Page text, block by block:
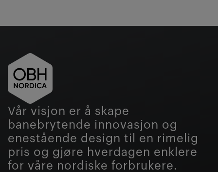
Vår visjon er å skape
banebrytende innovasjon og
enestående design til en rimelig
pris og gjøre hverdagen enklere
for våre nordiske forbrukere.